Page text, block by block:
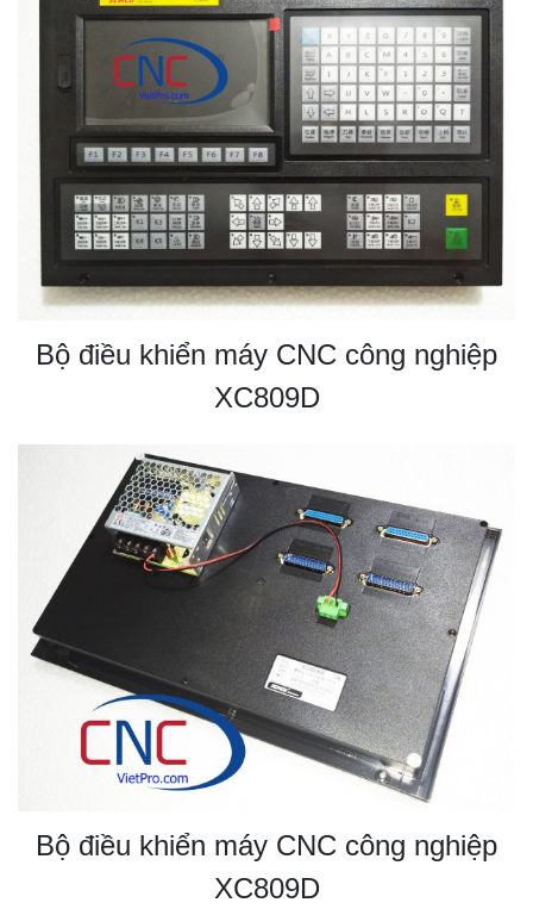
Bộ điều khiển máy CNC công nghiệp
XC809D
Bộ điều khiển máy CNC công nghiệp
XC809D